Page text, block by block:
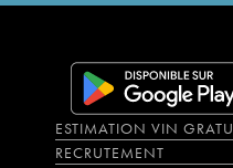
ESTIMATION VIN
RECRUTEMENT